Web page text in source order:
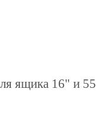
ящика 16" и 55